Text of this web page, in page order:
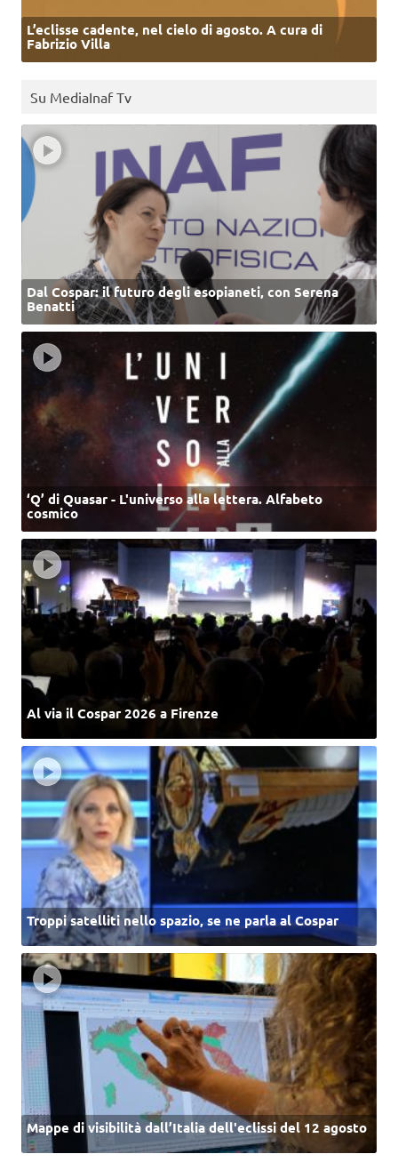
L’eclisse cadente, nel cielo di agosto. A cura di
Fabrizio Villa
Su MediaInaf Tv
Dal Cospar: il futuro degli esopianeti, con Serena
Benatti
‘Q’ di Quasar - L'universo alla lettera. Alfabeto
cosmico
Al via il Cospar 2026 a Firenze
Troppi satelliti nello spazio, se ne parla al Cospar
Mappe di visibilità dall’Italia dell'eclissi del 12 agosto